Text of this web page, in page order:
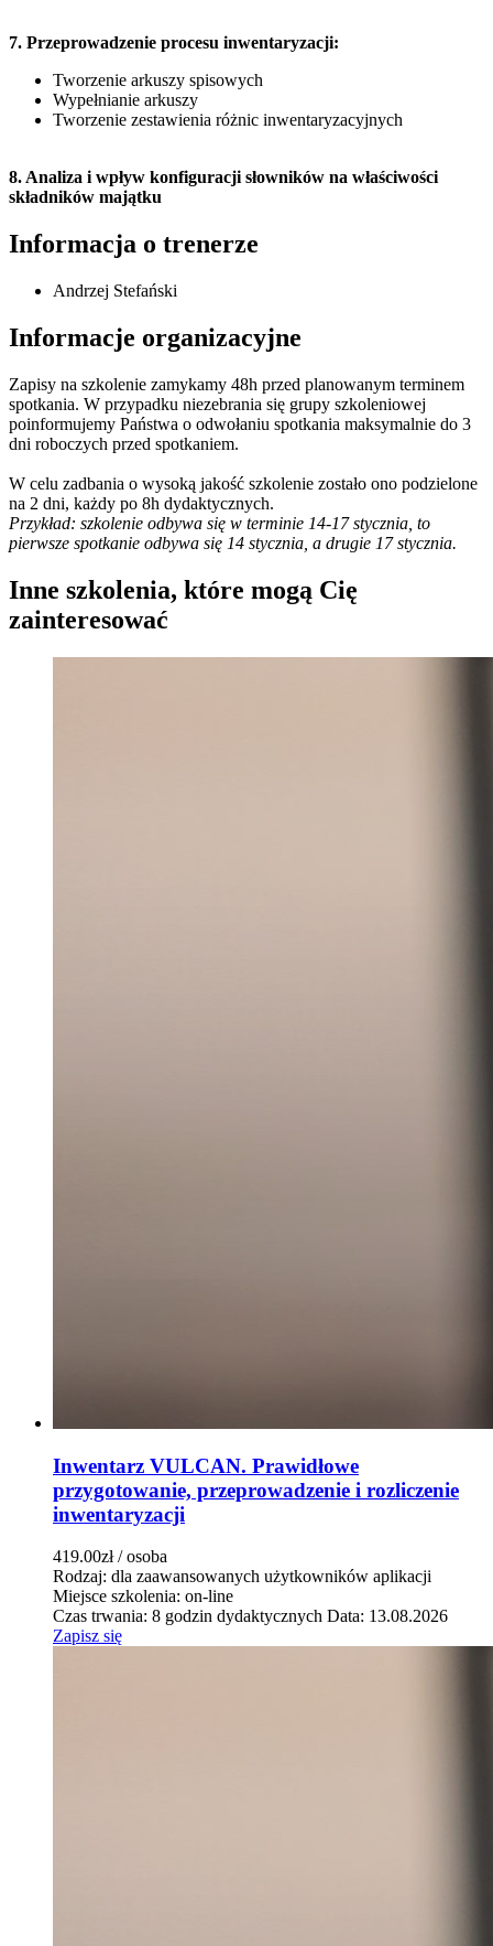
7. Przeprowadzenie procesu inwentaryzacji:
Tworzenie arkuszy spisowych
Wypełnianie arkuszy
Tworzenie zestawienia różnic inwentaryzacyjnych
8. Analiza i wpływ konfiguracji słowników na właściwości
składników majątku
Informacja o trenerze
Andrzej Stefański
Informacje organizacyjne
Zapisy na szkolenie zamykamy 48h przed planowanym terminem
spotkania. W przypadku niezebrania się grupy szkoleniowej
poinformujemy Państwa o odwołaniu spotkania maksymalnie do 3
dni roboczych przed spotkaniem.
W celu zadbania o wysoką jakość szkolenie zostało ono podzielone
na 2 dni, każdy po 8h dydaktycznych.
Przykład: szkolenie odbywa się w terminie 14-17 stycznia, to
pierwsze spotkanie odbywa się 14 stycznia, a drugie 17 stycznia.
Inne szkolenia, które mogą Cię
zainteresować
Inwentarz VULCAN. Prawidłowe
przygotowanie, przeprowadzenie i rozliczenie
inwentaryzacji
419.00zł / osoba
Rodzaj: dla zaawansowanych użytkowników aplikacji
Miejsce szkolenia: on-line
Czas trwania: 8 godzin dydaktycznych Data: 13.08.2026
Zapisz się